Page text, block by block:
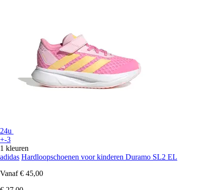
24u
+-3
1 kleuren
adidas Hardloopschoenen voor kinderen Duramo SL2 EL
Vanaf € 45,00